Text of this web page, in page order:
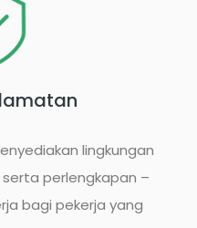
lingkungan
perlengkapan –
bagi pekerja yang